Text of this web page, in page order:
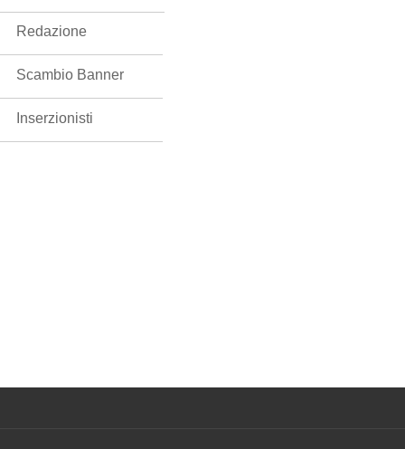
Redazione
Scambio Banner
Inserzionisti